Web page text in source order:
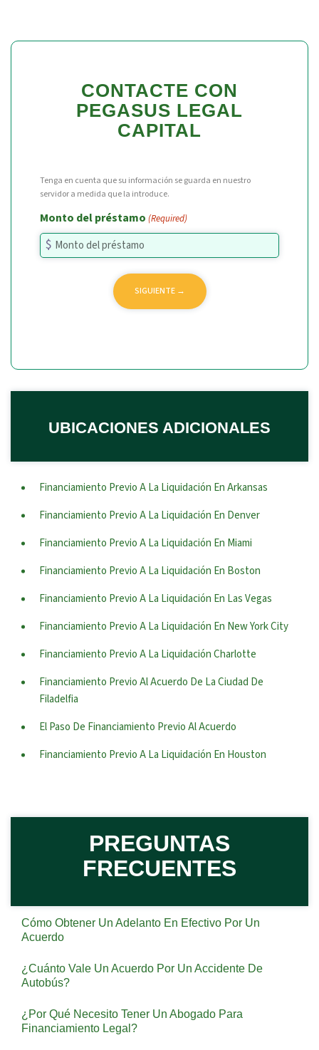
CONTACTE CON
PEGASUS LEGAL
CAPITAL
Tenga en cuenta que su información se guarda en nuestro
servidor a medida que la introduce.
Monto del préstamo (Required)
UBICACIONES ADICIONALES
Financiamiento Previo A La Liquidación En Arkansas
Financiamiento Previo A La Liquidación En Denver
Financiamiento Previo A La Liquidación En Miami
Financiamiento Previo A La Liquidación En Boston
Financiamiento Previo A La Liquidación En Las Vegas
Financiamiento Previo A La Liquidación En New York City
Financiamiento Previo A La Liquidación Charlotte
Financiamiento Previo Al Acuerdo De La Ciudad De
Filadelfia
El Paso De Financiamiento Previo Al Acuerdo
Financiamiento Previo A La Liquidación En Houston
PREGUNTAS
FRECUENTES
Cómo Obtener Un Adelanto En Efectivo Por Un
Acuerdo
¿Cuánto Vale Un Acuerdo Por Un Accidente De
Autobús?
¿Por Qué Necesito Tener Un Abogado Para
Financiamiento Legal?